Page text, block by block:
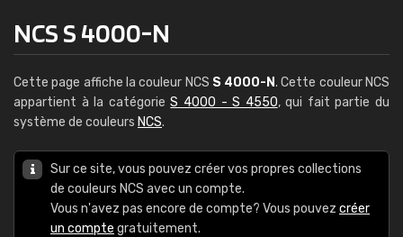
NCS S 4000-N
Cette page affiche la couleur NCS S 4000-N. Cette couleur NCS
appartient à la catégorieS 4000 - S 4550, qui fait partie du
système de couleurs NCS.
Sur ce site, vous pouvez créer vos propres collections
de couleurs NCS avec un compte.
Vous n'avez pas encore de compte? Vous pouvez créer
un compte gratuitement.